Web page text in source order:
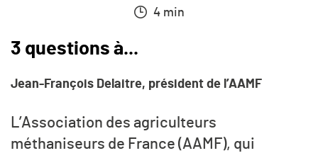
4 min
3 questions à...
Jean-François Delaitre, président de l’AAMF
L’Association des agriculteurs
méthaniseurs de France (AAMF), qui